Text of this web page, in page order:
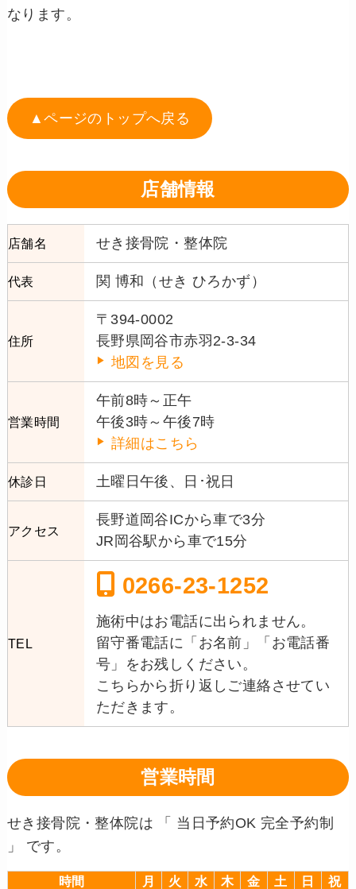
なります。
▲ページのトップへ戻る
店舗情報
店舗名 せき接骨院・整体院
代表 関 博和（せき ひろかず）
住所
〒394-0002
長野県岡谷市赤羽2-3-34
地図を見る
営業時間
午前8時～正午
午後3時～午後7時
詳細はこちら
休診日 土曜日午後、日･祝日
アクセス
長野道岡谷ICから車で3分
JR岡谷駅から車で15分
TEL
0266-23-1252
施術中はお電話に出られません。
留守番電話に「お名前」「お電話番
号」をお残しください。
こちらから折り返しご連絡させてい
ただきます。
営業時間
せき接骨院・整体院は 「 当日予約OK 完全予約制
」 です。
時間 月 火 水 木 金 土 日
祝